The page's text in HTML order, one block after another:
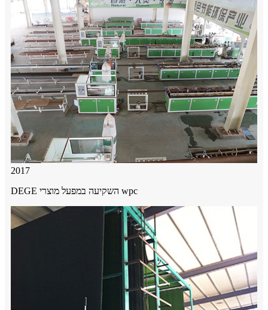
2017
DEGE השקיעה במפעל מוצרי wpc